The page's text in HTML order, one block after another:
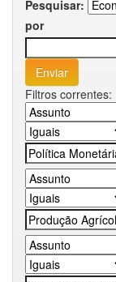
Pesquisar:
por
Filtros correntes: